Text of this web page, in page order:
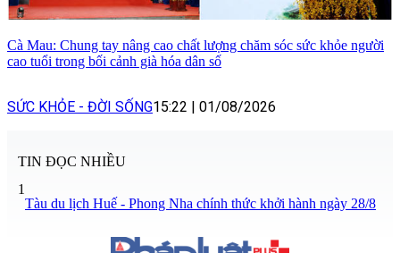
Cà Mau: Chung tay nâng cao chất lượng chăm sóc sức khỏe người
cao tuổi trong bối cảnh già hóa dân số
SỨC KHỎE - ĐỜI SỐNG15:22 01/08/2026
TIN ĐỌC NHIỀU
1
Tàu du lịch Huế - Phong Nha chính thức khởi hành ngày 28/8